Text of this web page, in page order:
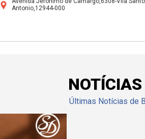
Antonio,12944-000
Últimas Notícias de